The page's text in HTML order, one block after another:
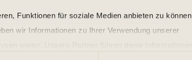
Funktionen für soziale Medien anbieten zu können
wir Informationen zu Ihrer Verwendung unserer